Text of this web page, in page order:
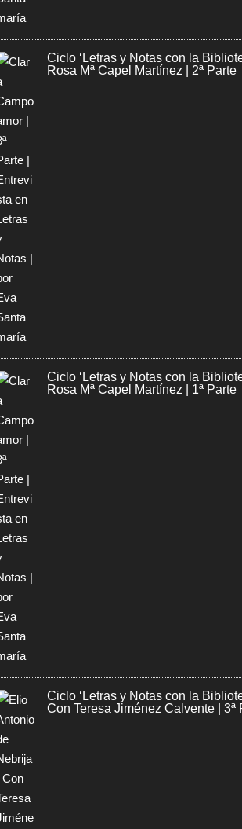
Ciclo ‘Letras y Notas con la
Rosa Mª Capel Martínez | 2ª Parte
Ciclo ‘Letras y Notas con la
Rosa Mª Capel Martínez | 1ª Parte
Ciclo ‘Letras y Notas con la
Con Teresa Jiménez Calvente | 3ª